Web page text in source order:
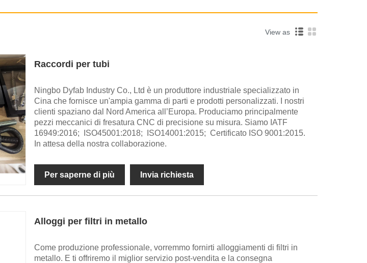
View as
Raccordi per tubi
Ningbo Dyfab Industry Co., Ltd è un produttore industriale specializzato in
Cina che fornisce un'ampia gamma di parti e prodotti personalizzati. I nostri
clienti spaziano dal Nord America all’Europa. Produciamo principalmente
pezzi meccanici di fresatura CNC di precisione su misura. Siamo IATF
16949:2016; ISO45001:2018; ISO14001:2015; Certificato ISO 9001:2015.
In attesa della nostra collaborazione.
Per saperne di più Invia richiesta
Alloggi per filtri in metallo
Come produzione professionale, vorremmo fornirti alloggiamenti di filtri in
metallo. E ti offriremo il miglior servizio post-vendita e la consegna